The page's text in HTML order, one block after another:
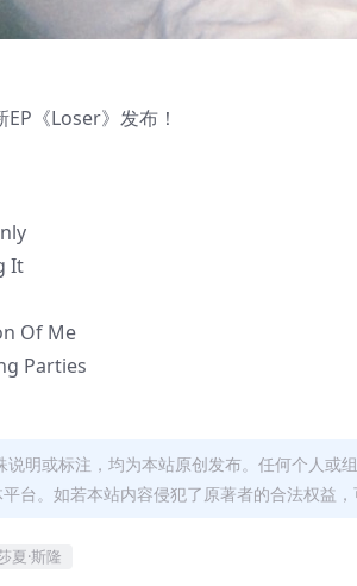
《Loser》发布！
It
Of Me
Parties
说明或标注，均为本站原创发布。任何个人
台。如若本站内容侵犯了原著者的合法权益，
夏·斯隆